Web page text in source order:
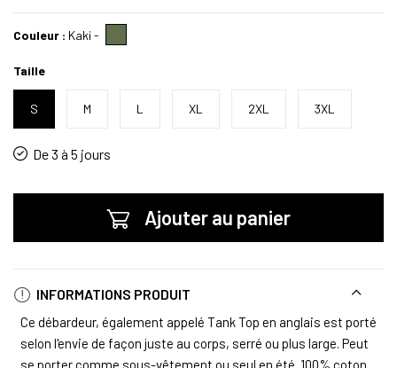
Couleur : Kaki -
Taille
S M L XL 2XL 3XL
De 3 à 5 jours
Ajouter au panier
INFORMATIONS PRODUIT
Ce débardeur, également appelé Tank Top en anglais est porté
selon l'envie de façon juste au corps, serré ou plus large. Peut
se porter comme sous-vêtement ou seul en été. 100% coton